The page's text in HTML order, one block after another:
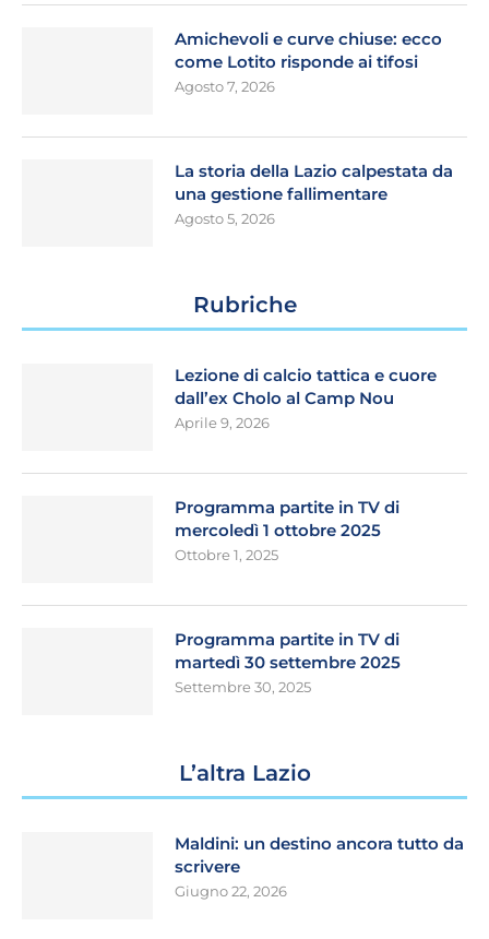
Amichevoli e curve chiuse: ecco
come Lotito risponde ai tifosi
Agosto 7, 2026
La storia della Lazio calpestata da
una gestione fallimentare
Agosto 5, 2026
Rubriche
Lezione di calcio tattica e cuore
dall’ex Cholo al Camp Nou
Aprile 9, 2026
Programma partite in TV di
mercoledì 1 ottobre 2025
Ottobre 1, 2025
Programma partite in TV di
martedì 30 settembre 2025
Settembre 30, 2025
L’altra Lazio
Maldini: un destino ancora tutto da
scrivere
Giugno 22, 2026